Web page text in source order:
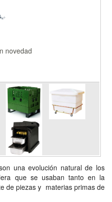
una evolución natural de los
que se usaban tanto en la
de piezas y materias primas de